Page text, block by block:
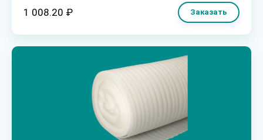
1 008.20 ₽ Заказать